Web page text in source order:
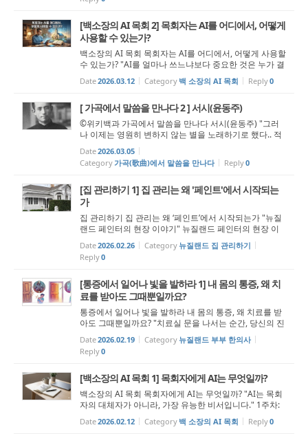
이니라...
[백소장의 AI 목회 2] 목회자는 AI를 어디에서, 어떻게
사용할 수 있는가?
백소장의 AI 목회 목회자는 AI를 어디에서, 어떻게 사용할
수 있는가? "AI를 얼마나 쓰느냐보다 중요한 것은 누가 결
정하고, 누가 책임지는가이다." 지난주, 우리는 함께 한 가
지 질문 앞에 섰습니다. AI, 써야 하는가? 그리고 이렇게
Date2026.03.12 Category 백 소장의 AI 목회 Reply0
[ 가곡에서 말씀을 만나다 2 ] 서시(윤동주)
©위키백과 가곡에서 말씀을 만나다 서시(윤동주) "그러
나 이제는 영원히 변하지 않는 별을 노래하기로 했다.. 적
들이 가장 수치스럽게 생각하는 것은 바로 그들과 전혀 상
대하지 않는 것이다." 한국인들이 좋아하는 시인 서정주
의 ‘국화 옆에서&rs...
Date2026.03.05
Category 가곡(歌曲)에서 말씀을 만나다 Reply0
[집 관리하기 1] 집 관리는 왜 '페인트'에서 시작되는
가
집 관리하기 집 관리는 왜 ‘페인트’에서 시작되는가 "뉴질
랜드 페인터의 현장 이야기" 뉴질랜드 페인터의 현장 이
야기 나는 뉴질랜드에서 페인터로 일한 지 10년이 넘었
다. 이 일을 하며 수없이 많은 집과 건물을 만났고, 그만큼
많은 집주인들의...
Date2026.02.26 Category 뉴질랜드 집 관리하기
Reply0
[통증에서 일어나 빛을 발하라 1] 내 몸의 통증, 왜 치
료를 받아도 그때뿐일까요?
통증에서 일어나 빛을 발하라 내 몸의 통증, 왜 치료를 받
아도 그때뿐일까요? "치료실 문을 나서는 순간, 당신의 진
짜 재활이 시작됩니다." “일어나라 빛을 발하라 이는 네 빛
이 이르렀고 여호와의 영광이 네 위에 임하였음이니라”
(사 60:1) 1. ...
Date2026.02.19 Category 뉴질랜드 부부 한의사
Reply0
[백소장의 AI 목회 1] 목회자에게 AI는 무엇일까?
백소장의 AI 목회 목회자에게 AI는 무엇일까? "AI는 목회
자의 대체자가 아니라, 가장 유능한 비서입니다." 1주차:
AI, 써야 하는가? 요즘 목회자들 사이에서 자주 듣게 되는
질문이 있습니다. "목사님, AI 써도 됩니까?" 혹은 조금 더
Date2026.02.12 Category 백 소장의 AI 목회 Reply0